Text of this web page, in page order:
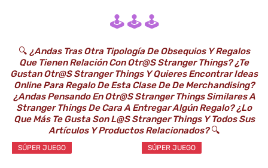
🕹️ 🕹️ 🕹️
🔍 ¿Andas Tras Otra Tipología De Obsequios Y Regalos
Que Tienen Relación Con Otr@s Stranger Things? ¿Te
Gustan Otr@s Stranger Things Y Quieres Encontrar Ideas
Online Para Regalo De Esta Clase De De Merchandising?
¿Andas Pensando En Otr@s Stranger Things Similares A
Stranger Things De Cara A Entregar Algún Regalo? ¿Lo
Que Más Te Gusta Son L@s Stranger Things Y Todos Sus
Artículos Y Productos Relacionados?🔍
SÚPER JUEGO SÚPER JUEGO